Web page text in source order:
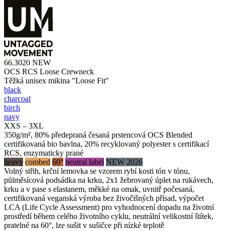
66.3020 NEW
OCS RCS Loose Crewneck
Těžká unisex mikina "Loose Fit"
black
charcoal
birch
navy
XXS – 3XL
350g/m², 80% předepraná česaná prstencová OCS Blended
certifikovaná bio bavlna, 20% recyklovaný polyester s certifikací
RCS, enzymaticky prané
heavy combed 60° neutral label NEW 2026
Volný střih, krční lemovka se vzorem rybí kosti tón v tónu,
půlměsícová podsádka na krku, 2x1 žebrovaný úplet na rukávech,
krku a v pase s elastanem, měkké na omak, uvnitř počesaná,
certifikovaná veganská výroba bez živočišných přísad, výpočet
LCA (Life Cycle Assessment) pro vyhodnocení dopadu na životní
prostředí během celého životního cyklu, neutrální velikostní štítek,
pratelné na 60°, lze sušit v sušičce při nízké teplotě